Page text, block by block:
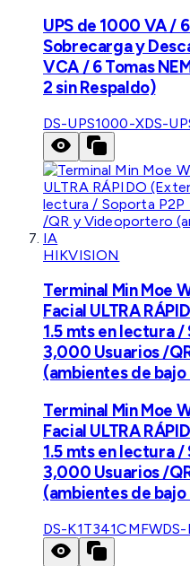
UPS de 1000 VA /
Sobrecarga y
VCA / 6 Tomas
2 sin Respaldo)
DS-UPS1000-XDS-
HIKVISION
Terminal Min Moe
Facial ULTRA
1.5 mts en lectura
3,000 Usuarios /
(ambientes de
Terminal Min Moe
Facial ULTRA
1.5 mts en lectura
3,000 Usuarios /
(ambientes de
DS-K1T341CMFW